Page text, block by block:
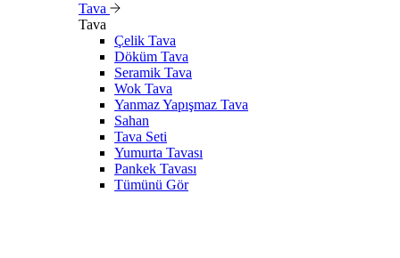
Tava
Tava
Çelik Tava
Döküm Tava
Seramik Tava
Wok Tava
Yanmaz Yapışmaz Tava
Sahan
Tava Seti
Yumurta Tavası
Pankek Tavası
Tümünü Gör